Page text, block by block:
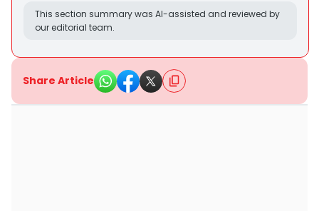
This section summary was AI-assisted and reviewed by
our editorial team.
Share Article